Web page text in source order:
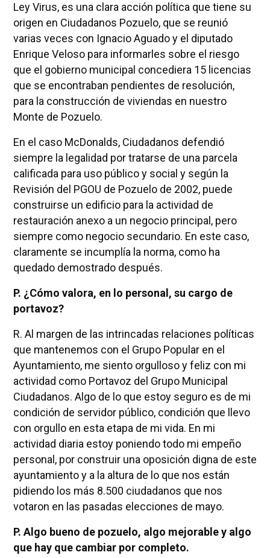
Ley Virus, es una clara acción política que tiene su
origen en Ciudadanos Pozuelo, que se reunió
varias veces con Ignacio Aguado y el diputado
Enrique Veloso para informarles sobre el riesgo
que el gobierno municipal concediera 15 licencias
que se encontraban pendientes de resolución,
para la construcción de viviendas en nuestro
Monte de Pozuelo.
En el caso McDonalds, Ciudadanos defendió
siempre la legalidad por tratarse de una parcela
calificada para uso público y social y según la
Revisión del PGOU de Pozuelo de 2002, puede
construirse un edificio para la actividad de
restauración anexo a un negocio principal, pero
siempre como negocio secundario. En este caso,
claramente se incumplía la norma, como ha
quedado demostrado después.
P. ¿Cómo valora, en lo personal, su cargo de
portavoz?
R. Al margen de las intrincadas relaciones políticas
que mantenemos con el Grupo Popular en el
Ayuntamiento, me siento orgulloso y feliz con mi
actividad como Portavoz del Grupo Municipal
Ciudadanos. Algo de lo que estoy seguro es de mi
condición de servidor público, condición que llevo
con orgullo en esta etapa de mi vida. En mi
actividad diaria estoy poniendo todo mi empeño
personal, por construir una oposición digna de este
ayuntamiento y a la altura de lo que nos están
pidiendo los más 8.500 ciudadanos que nos
votaron en las pasadas elecciones de mayo.
P. Algo bueno de pozuelo, algo mejorable y algo
que hay que cambiar por completo.